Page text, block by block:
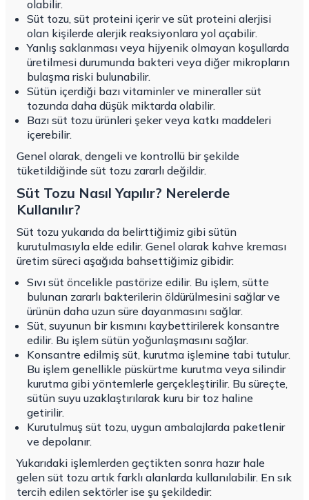
olabilir.
Süt tozu, süt proteini içerir ve süt proteini alerjisi
olan kişilerde alerjik reaksiyonlara yol açabilir.
Yanlış saklanması veya hijyenik olmayan koşullarda
üretilmesi durumunda bakteri veya diğer mikropların
bulaşma riski bulunabilir.
Sütün içerdiği bazı vitaminler ve mineraller süt
tozunda daha düşük miktarda olabilir.
Bazı süt tozu ürünleri şeker veya katkı maddeleri
içerebilir.
Genel olarak, dengeli ve kontrollü bir şekilde
tüketildiğinde süt tozu zararlı değildir.
Süt Tozu Nasıl Yapılır? Nerelerde
Kullanılır?
Süt tozu yukarıda da belirttiğimiz gibi sütün
kurutulmasıyla elde edilir. Genel olarak kahve kreması
üretim süreci aşağıda bahsettiğimiz gibidir:
Sıvı süt öncelikle pastörize edilir. Bu işlem, sütte
bulunan zararlı bakterilerin öldürülmesini sağlar ve
ürünün daha uzun süre dayanmasını sağlar.
Süt, suyunun bir kısmını kaybettirilerek konsantre
edilir. Bu işlem sütün yoğunlaşmasını sağlar.
Konsantre edilmiş süt, kurutma işlemine tabi tutulur.
Bu işlem genellikle püskürtme kurutma veya silindir
kurutma gibi yöntemlerle gerçekleştirilir. Bu süreçte,
sütün suyu uzaklaştırılarak kuru bir toz haline
getirilir.
Kurutulmuş süt tozu, uygun ambalajlarda paketlenir
ve depolanır.
Yukarıdaki işlemlerden geçtikten sonra hazır hale
gelen süt tozu artık farklı alanlarda kullanılabilir. En sık
tercih edilen sektörler ise şu şekildedir: